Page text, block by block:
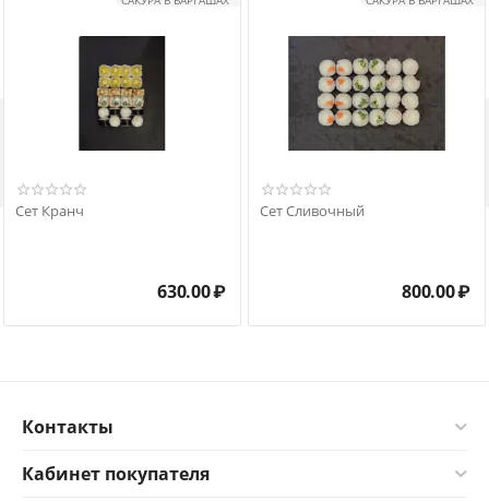
Сет Кранч
630.00₽
Сет Сливочный
800.00₽
Контакты
Кабинет покупателя